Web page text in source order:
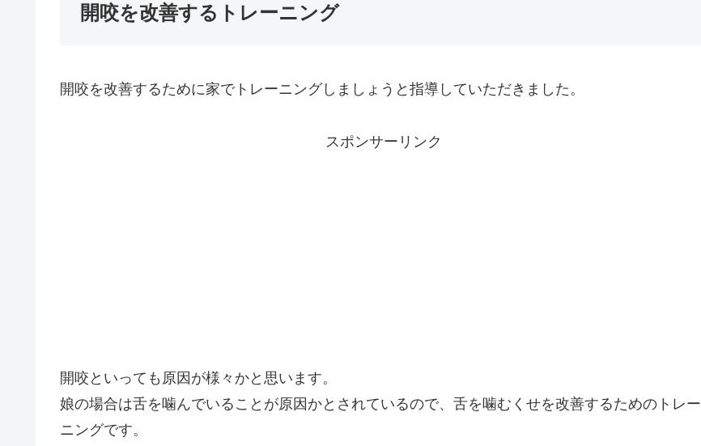
開咬を改善するトレーニング
開咬を改善するために家でトレーニングしましょうと指導していただきました。
スポンサーリンク
開咬といっても原因が様々かと思います。
娘の場合は舌を噛んでいることが原因かとされているので、舌を噛むくせを改善するためのトレー
ニングです。